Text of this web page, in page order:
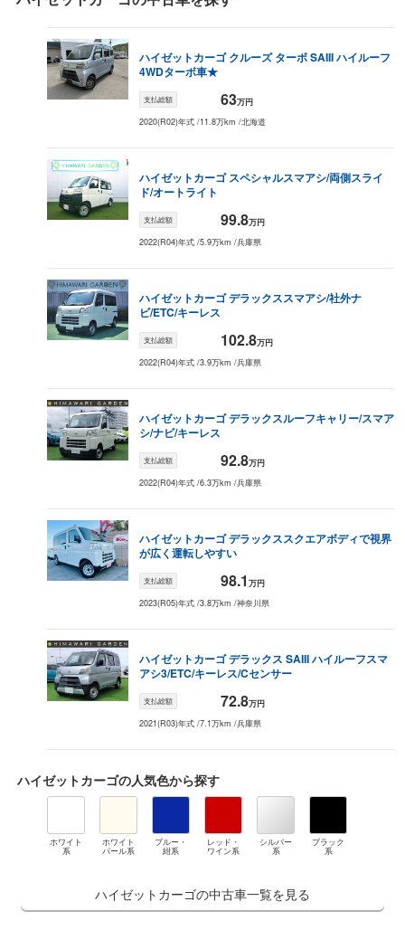
90.1万円） 72.1万円 46.1万円 29.5万円
2016年式
76.3万円） 61万円 39.1万円 25万円
2015年式 62.6万円 40.1万円
56.2万円 35.9万円 23万円
2013年式
68.4万円） 54.7万円 万円
2012年式 51.7万円 33.1万円
（9万円） 7.2万円 4.6万円 2.9万円 1.9
2010年式
（1.7万円） 1.4万円
2009年式 データがない データがない
2008年式
（ー万円） データがない データがない データがない デー
2007年式
（ー万円） データがない データがない
データがない
2005年式
（ー万円） データがない データがない データがない デー
2004年式
（ー万円） データがない データがない
データがない データがない
2002年式
（ー万円）
2001年式
（ー万円） データがない データがない
データがない データがない
1999年式
ハイゼットカーゴ クルーズ ターボ SAIII ハイルーフ
4WDターボ車★
支払総額 63万円
2020(R02)年式 /11.8万km /北海道
ハイゼットカーゴ スペシャルスマアシ/両側スライ
ド/オートライト
支払総額 99.8万円
2022(R04)年式 /5.9万km /兵庫県
ハイゼットカーゴデラックススマアシ/社外ナ
ビ/ETC/キーレス
支払総額 102.8万円
2022(R04)年式 /3.9万km /兵庫県
ハイゼットカーゴデラックスルーフキャリー/スマア
シ/ナビ/キーレス
支払総額 92.8万円
2022(R04)年式 /6.3万km /兵庫県
ハイゼットカーゴデラックススクエアボディで視界
が広く運転しやすい
支払総額 98.1 万円
2023(R05)年式 /3.8万km /神奈川県
ハイゼットカーゴデラックス SAIII ハイルーフスマ
アシ3/ETC/キーレス/Cセンサー
支払総額 72.8万円
2021(R03)年式 /7.1万km /兵庫県
ハイゼットカーゴの人気色から探す
ホワイト
系
ホワイト
パール系
ブルー・
紺系
レッド・
ワイン系
シルバー
系
ブラック
系
ハイゼットカーゴの中古車一覧を見る